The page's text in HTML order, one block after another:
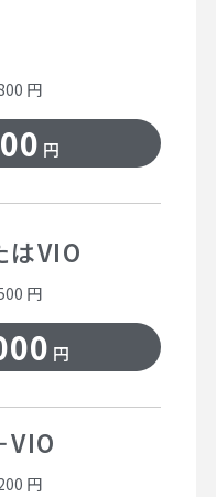
円
円
はVIO
円
円
VIO
円